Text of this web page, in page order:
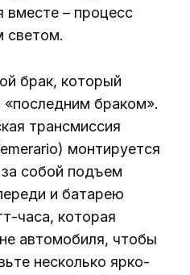
вместе – процесс
светом.
брак, который
браком».
трансмиссия
монтируется
собой подъем
и батарею
часа, которая
автомобиля, чтобы
несколько ярко-